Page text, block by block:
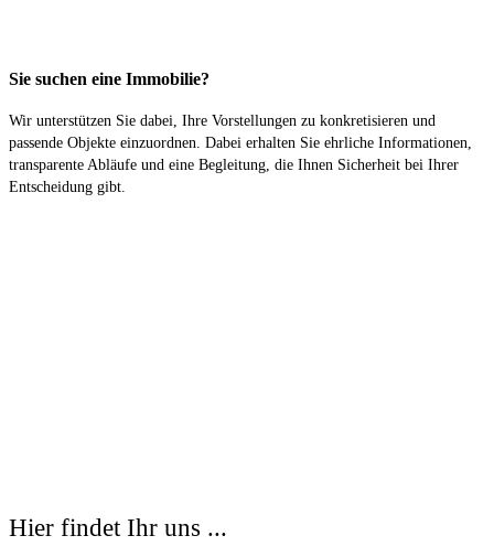
Sie suchen eine Immobilie?
Wir unterstützen Sie dabei, Ihre Vorstellungen zu konkretisieren und
passende Objekte einzuordnen. Dabei erhalten Sie ehrliche Informationen,
transparente Abläufe und eine Begleitung, die Ihnen Sicherheit bei Ihrer
Entscheidung gibt.
Hier findet Ihr uns ...